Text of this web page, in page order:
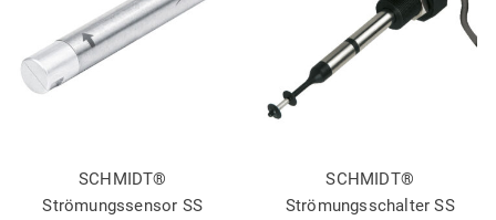
SCHMIDT®
Strömungssensor SS
SCHMIDT®
Strömungsschalter SS